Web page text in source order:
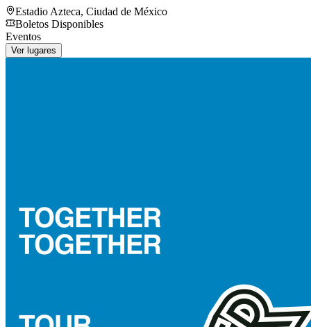
Estadio Azteca, Ciudad de México
Boletos Disponibles
Eventos
Ver lugares